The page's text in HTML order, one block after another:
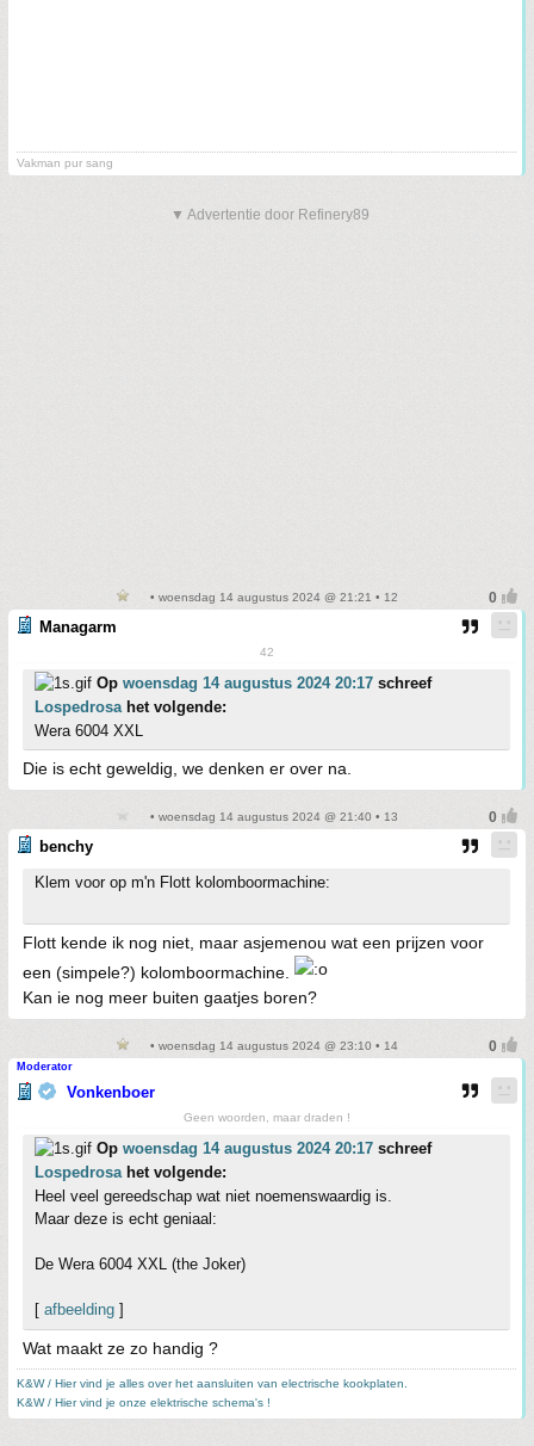
Vakman pur sang
▼ Advertentie door Refinery89
• woensdag 14 augustus 2024 @ 21:21 • 12
Managarm
42
Op woensdag 14 augustus 2024 20:17 schreef
Lospedrosahet volgende:
Wera 6004 XXL
Die is echt geweldig, we denken er over na.
• woensdag 14 augustus 2024 @ 21:40 • 13
benchy
Klem voor op m'n Flott kolomboormachine:
Flott kende ik nog niet, maar asjemenou wat een prijzen voor
een (simpele?) kolomboormachine.
Kan ie nog meer buiten gaatjes boren?
• woensdag 14 augustus 2024 @ 23:10 • 14
Moderator
Vonkenboer
Geen woorden, maar draden !
Op woensdag 14 augustus 2024 20:17 schreef
Lospedrosahet volgende:
Heel veel gereedschap wat niet noemenswaardig is.
Maar deze is echt geniaal:
De Wera 6004 XXL (the Joker)
[ afbeelding ]
Wat maakt ze zo handig ?
K&W / Hier vind je alles over het aansluiten van electrische kookplaten.
K&W / Hier vind je onze elektrische schema's !